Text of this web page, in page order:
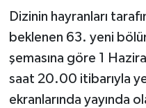
Dizinin hayranları
beklenen 63. yeni
şemasına göre 1
saat 20.00 itibarıyla
ekranlarında yayında